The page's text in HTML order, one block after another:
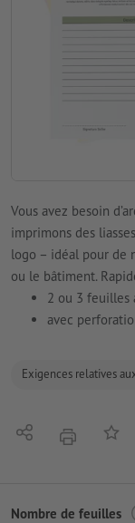
Vous avez besoin
imprimons des
logo – idéal pour de
ou le bâtiment.
2 ou 3 feuilles
avec
Exigences relatives
Partagerimprimer
Nombre de feuilles